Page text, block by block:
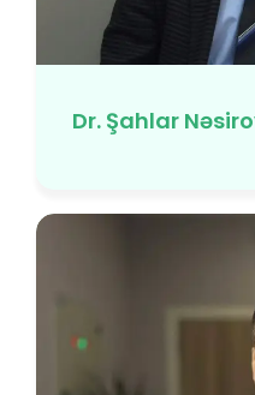
Dr. Şahlar